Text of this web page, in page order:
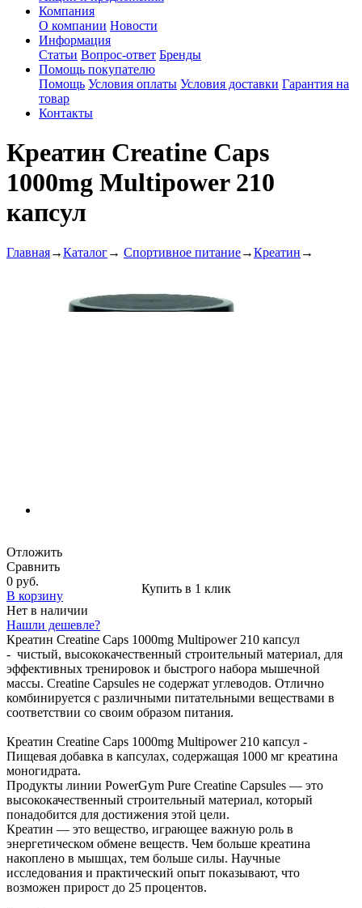
Компания
О компании Новости
Информация
Статьи Вопрос-ответ Бренды
Помощь покупателю
Помощь Условия оплаты Условия доставки Гарантия на
товар
Контакты
Креатин Creatine Caps
1000mg Multipower 210
капсул
Главная→Каталог→ Спортивное питание→Креатин →
Отложить
Сравнить
0 руб.
В корзину
Купить в 1 клик
Нет в наличии
Нашли дешевле?
Креатин Creatine Caps 1000mg Multipower 210 капсул
- чистый, высококачественный строительный материал, для
эффективных тренировок и быстрого набора мышечной
массы. Creatine Capsules не содержат углеводов. Отлично
комбинируется с различными питательными веществами в
соответствии со своим образом питания.
Креатин Creatine Caps 1000mg Multipower 210 капсул -
Пищевая добавка в капсулах, содержащая 1000 мг креатина
моногидрата.
Продукты линии PowerGym Pure Creatine Capsules — это
высококачественный строительный материал, который
понадобится для достижения этой цели.
Креатин — это вещество, играющее важную роль в
энергетическом обмене веществ. Чем больше креатина
накоплено в мышцах, тем больше силы. Научные
исследования и практический опыт показывают, что
возможен прирост до 25 процентов.